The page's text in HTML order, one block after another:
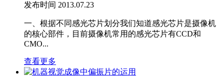
发布时间 2013.07.23
一、根据不同感光芯片划分我们知道感光芯片是摄像机
的核心部件，目前摄像机常用的感光芯片有CCD和
CMO...
查看更多